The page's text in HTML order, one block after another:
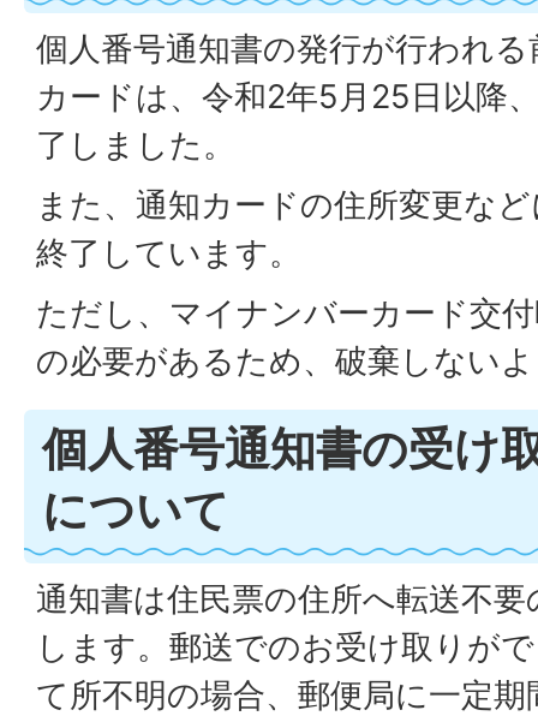
個人番号通知書の発行が行われ
カードは、令和2年5月25日以降
了しました。
また、通知カードの住所変更な
終了しています。
ただし、マイナンバーカード交
の必要があるため、破棄しない
個人番号通知書の受け
について
通知書は住民票の住所へ転送不
します。郵送でのお受け取りが
て所不明の場合、郵便局に一定